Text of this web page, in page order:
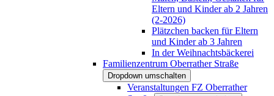
Eltern und Kinder ab 2 Jahren
(2-2026)
Plätzchen backen für Eltern
und Kinder ab 3 Jahren
In der Weihnachtsbäckerei
Familienzentrum Oberrather Straße
Dropdown umschalten
Veranstaltungen FZ Oberrather